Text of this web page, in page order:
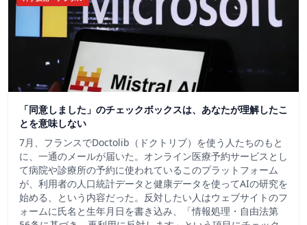
「同意しました」のチェックボックスは、あなたが理解したこ
とを意味しない
7月、フランスでDoctolib（ドクトリブ）を使う人たちのもと
に、一通のメールが届いた。オンライン医療予約サービスとし
て病院や診療所の予約に使われているこのプラットフォーム
が、利用者の人口統計データと健康データを使ってAIの研究を
始める、という内容だった。反対したい人はウェブサイトのフ
ォームに氏名と生年月日を書き込み、「情報処理・自由法第